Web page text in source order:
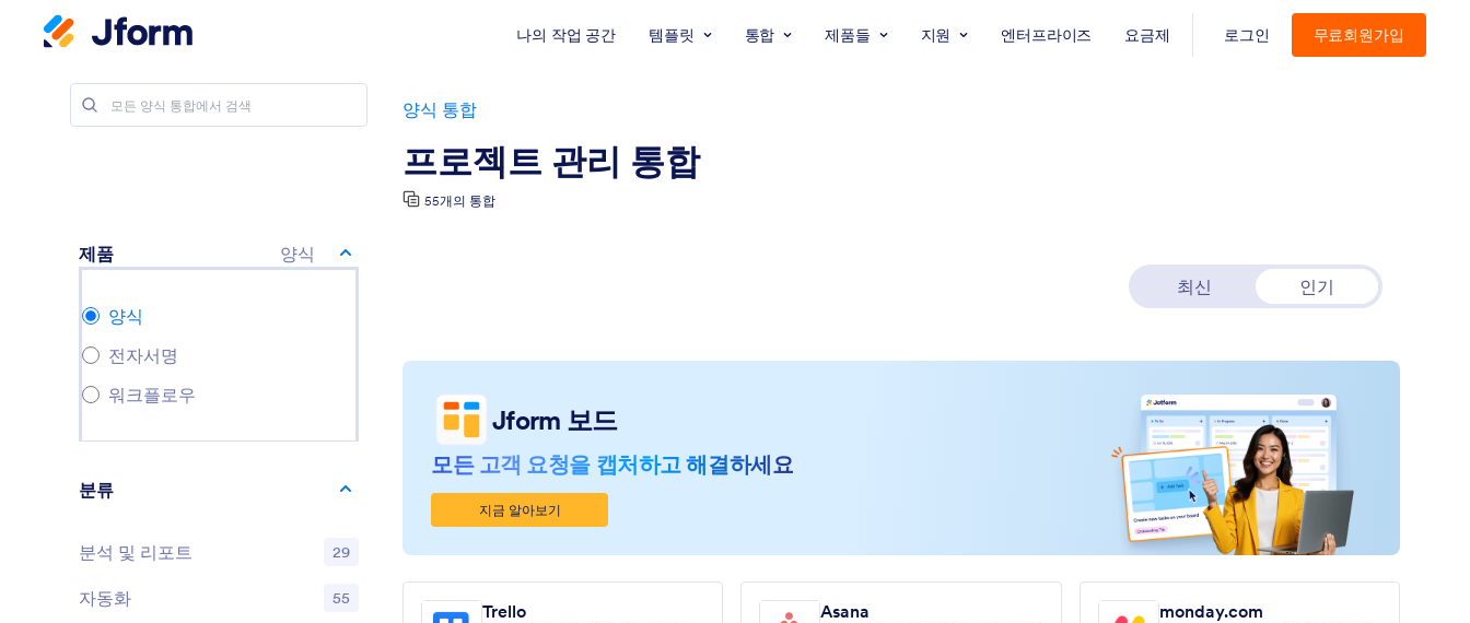
나의 작업 공간 템플릿 통합 제품들 지원 엔터프라이즈 요금제 로그인 무료회원가입
양식 통합
프로젝트 관리 통합
55개의 통합
최신 인기
Jform 보드
모든 고객 요청을 캡처하고 해결하세요
지금 알아보기
Trello Asana monday.com
제품 양식
양식
전자서명
워크플로우
분류
분석 및 리포트 29
자동화 55